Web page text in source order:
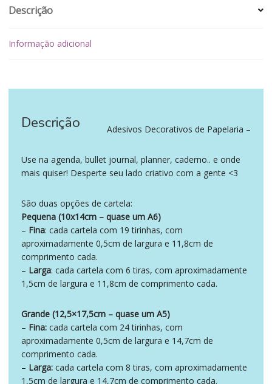
Descrição
Informação adicional
Descrição Adesivos Decorativos de Papelaria –
Use na agenda, bullet journal, planner, caderno.. e onde
mais quiser! Desperte seu lado criativo com a gente <3
São duas opções de cartela:
Pequena (10x14cm – quase um A6)
– Fina: cada cartela com 19 tirinhas, com
aproximadamente 0,5cm de largura e 11,8cm de
comprimento cada.
– Larga: cada cartela com 6 tiras, com aproximadamente
1,5cm de largura e 11,8cm de comprimento cada.
Grande (12,5×17,5cm – quase um A5)
– Fina: cada cartela com 24 tirinhas, com
aproximadamente 0,5cm de largura e 14,7cm de
comprimento cada.
– Larga: cada cartela com 8 tiras, com aproximadamente
1,5cm de largura e 14,7cm de comprimento cada.